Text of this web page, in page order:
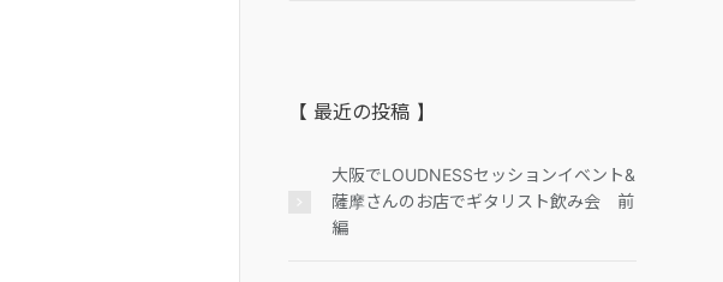
【 最近の投稿 】
大阪でLOUDNESSセッションイベント&
薩摩さんのお店でギタリスト飲み会 前
編